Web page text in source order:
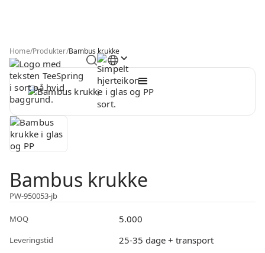
Home/Produkter/Bambus krukke
Bambus krukke
PW-950053-jb
MOQ 5.000
Leveringstid 25-35 dage + transport